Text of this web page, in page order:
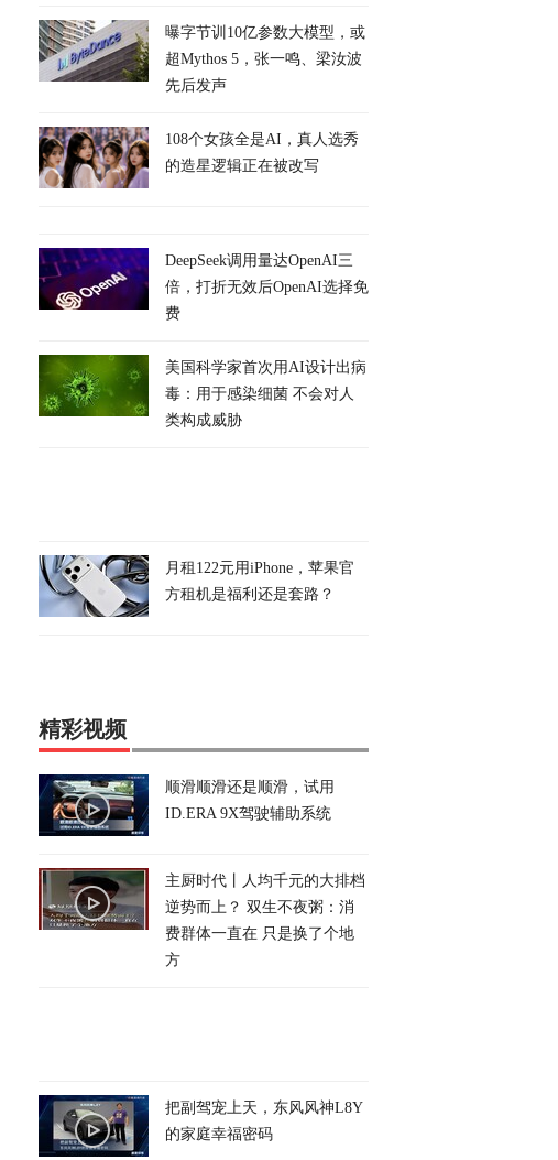
曝字节训10亿参数大模型，或
超Mythos 5，张一鸣、梁汝波
先后发声
108个女孩全是AI，真人选秀
的造星逻辑正在被改写
DeepSeek调用量达OpenAI三
倍，打折无效后OpenAI选择免
费
美国科学家首次用AI设计出病
毒：用于感染细菌 不会对人
类构成威胁
月租122元用iPhone，苹果官
方租机是福利还是套路？
精彩视频
顺滑顺滑还是顺滑，试用
ID.ERA 9X驾驶辅助系统
主厨时代丨人均千元的大排档
逆势而上？ 双生不夜粥：消
费群体一直在 只是换了个地
方
把副驾宠上天，东风风神L8Y
的家庭幸福密码